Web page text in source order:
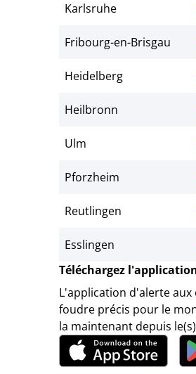
Karlsruhe
Fribourg-en-Brisgau
Heidelberg
Heilbronn
Ulm
Pforzheim
Reutlingen
Esslingen
Téléchargez
L'application d'alerte
foudre précis pour le
la maintenant depuis